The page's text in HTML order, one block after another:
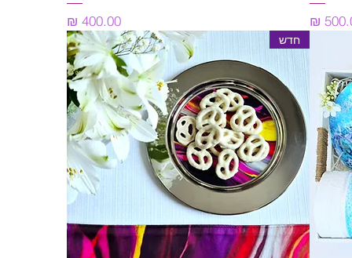
מחיר
חדש